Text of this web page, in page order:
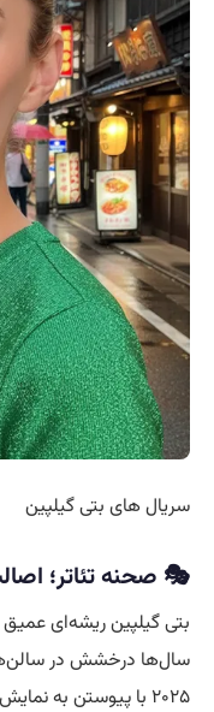
سریال های بتی گیلپین
🎭 صحنه تئاتر؛
بتی گیلپین ریشه‌ای عمیق
سال‌ها درخشش در
۲۰۲۵ با پیوستن به نمایش فوق‌العاده محبوب